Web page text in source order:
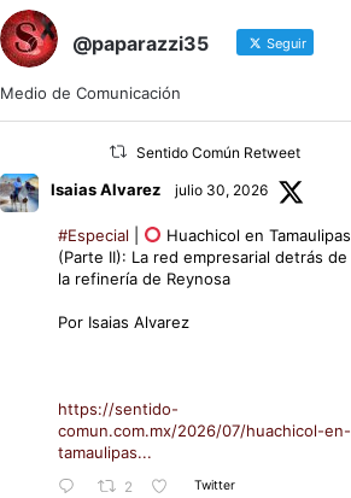
@paparazzi35 Seguir
Medio de Comunicación
Sentido Común Retweet
Isaias Alvarez julio 30, 2026
#Especial
Huachicol en Tamaulipas
(Parte II): La red empresarial detrás de
la refinería de Reynosa
Por Isaias Alvarez
https://sentido-
comun.com.mx/2026/07/huachicol-en-
tamaulipas...
2 Twitter